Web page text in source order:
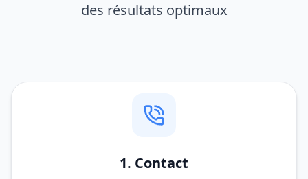
des résultats optimaux
1. Contact